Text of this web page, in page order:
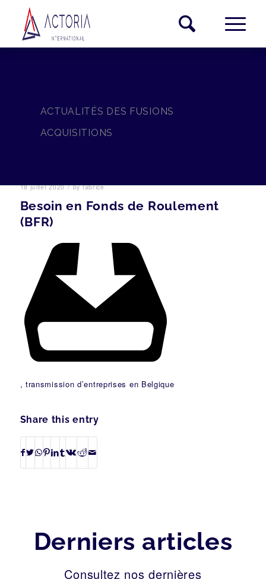
ACTUALITÉS DES FUSIONS
ACQUISITIONS
18 juillet 2020 / byfabrice
Besoin en Fonds de Roulement
(BFR)
, transmission d’entreprises en Belgique
Share this entry
Derniers articles
Consultez nos dernières